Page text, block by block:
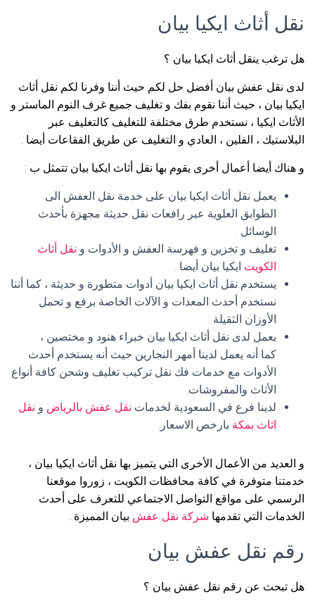
نقل أثاث ايكيا بيان
هل ترغب ينقل أثاث ايكيا بيان ؟
لدى نقل عفش بيان أفضل حل لكم حيث أننا وفرنا لكم نقل أثاث
ايكيا بيان ، حيث أننا نقوم بفك و تغليف جميع غرف النوم الماستر و
الأثاث ايكيا ، نستخدم طرق مختلفة للتغليف كالتغليف عبر
البلاستيك ، الفلين ، العادي و التغليف عن طريق الفقاعات أيضا .
و هناك أيضا أعمال أخرى يقوم بها نقل أثاث ايكيا بيان تتمثل ب :
يعمل نقل أثاث ايكيا بيان على خدمة نقل العفش الى
الطوابق العلوية عبر رافعات نقل حديثة مجهزة بأحدث
الوسائل .
تغليف و تخزين و فهرسة العفش و الأدوات و نقل أثاث
الكويت ايكيا بيان أيضا .
يستخدم نقل أثاث ايكيا بيان أدوات متطورة و حديثة ، كما أننا
نستخدم أحدث المعدات و الآلات الخاصة برفع و تحمل
الأوزان الثقيلة .
يعمل لدى نقل أثاث ايكيا بيان خبراء هنود و مختصين ،
كما أنه يعمل لدينا أمهر النجارين حيث أنه يستخدم أحدث
الأدوات مع خدمات فك نقل تركيب تغليف وشحن كافة أنواع
الأثاث والمفروشات.
لدينا فرع في السعودية لخدمات نقل عفش بالرياض و نقل
اثاث بمكة بارخص الاسعار.
و العديد من الأعمال الأخرى التي يتميز بها نقل أثاث ايكيا بيان ،
خدمتنا متوفرة في كافة محافظات الكويت ، زوروا موقعنا
الرسمي على مواقع التواصل الاجتماعي للتعرف على أحدث
الخدمات التي تقدمها شركة نقل عفش بيان المميزة .
رقم نقل عفش بيان
هل تبحث عن رقم نقل عفش بيان ؟